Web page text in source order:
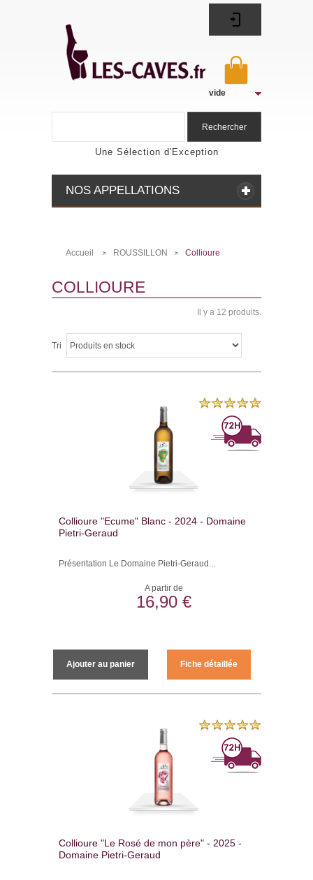
Une Sélection d'Exception
vide
NOS APPELLATIONS
Rechercher
Accueil
ROUSSILLON
Collioure
COLLIOURE
Il y a 12 produits.
Tri
Collioure "Ecume" Blanc - 2024 - Domaine
Pietri-Geraud
Présentation Le Domaine Pietri-Geraud...
A partir de
16,90 €
Ajouter au panier Fiche détaillée
Collioure "Le Rosé de mon père" - 2025 -
Domaine Pietri-Geraud